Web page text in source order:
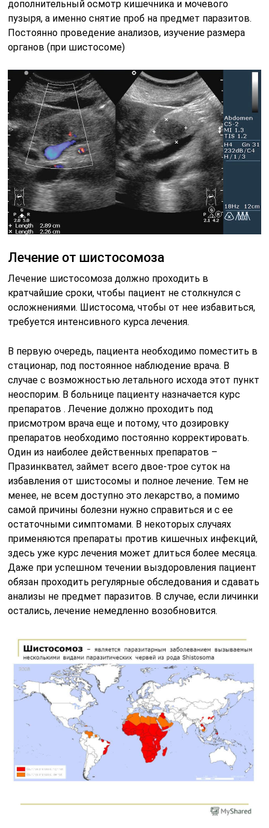
дополнительный осмотр кишечника и мочевого
пузыря, а именно снятие проб на предмет паразитов.
Постоянно проведение анализов, изучение размера
органов (при шистосоме)
Лечение от шистосомоза
Лечение шистосомоза должно проходить в
кратчайшие сроки, чтобы пациент не столкнулся с
осложнениями. Шистосома, чтобы от нее избавиться,
требуется интенсивного курса лечения.
В первую очередь, пациента необходимо поместить в
стационар, под постоянное наблюдение врача. В
случае с возможностью летального исхода этот пункт
неоспорим. В больнице пациенту назначается курс
препаратов . Лечение должно проходить под
присмотром врача еще и потому, что дозировку
препаратов необходимо постоянно корректировать.
Один из наиболее действенных препаратов –
Празинквател, займет всего двое-трое суток на
избавления от шистосомы и полное лечение. Тем не
менее, не всем доступно это лекарство, а помимо
самой причины болезни нужно справиться и с ее
остаточными симптомами. В некоторых случаях
применяются препараты против кишечных инфекций,
здесь уже курс лечения может длиться более месяца.
Даже при успешном течении выздоровления пациент
обязан проходить регулярные обследования и сдавать
анализы не предмет паразитов. В случае, если личинки
остались, лечение немедленно возобновится.